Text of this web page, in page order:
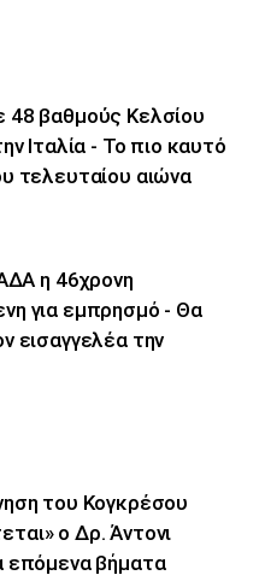
48 βαθμούς Κελσίου
Ιταλία - Το πιο καυτό
τελευταίου αιώνα
η 46χρονη
για εμπρησμό - Θα
εισαγγελέα την
του Κογκρέσου
ο Δρ. Άντονι
επόμενα βήματα